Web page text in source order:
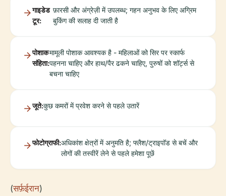
गाइडेड
टूर:
फ़ारसी और अंग्रेज़ी में उपलब्ध; गहन अनुभव के लिए अग्रिम
बुकिंग की सलाह दी जाती है
पोशाक
संहिता:
मामूली पोशाक आवश्यक है - महिलाओं को सिर पर स्कार्फ
पहनना चाहिए और हाथ/पैर ढकने चाहिए, पुरुषों को शॉर्ट्स से
बचना चाहिए
जूते:कुछ कमरों में प्रवेश करने से पहले उतारें
फोटोग्राफी:अधिकांश क्षेत्रों में अनुमति है; फ्लैश/ट्राइपॉड से बचें और
लोगों की तस्वीरें लेने से पहले हमेशा पूछें
(सर्फ़ईरान)